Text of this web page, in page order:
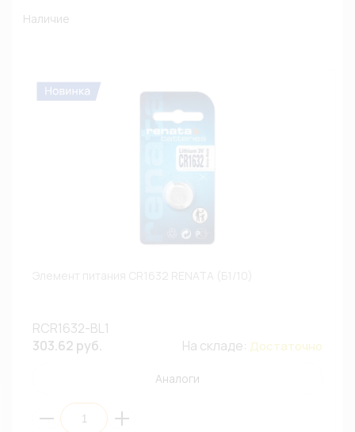
Наличие
RCR1632-BL1
303.62 руб.
На складе: Достаточно
Аналоги